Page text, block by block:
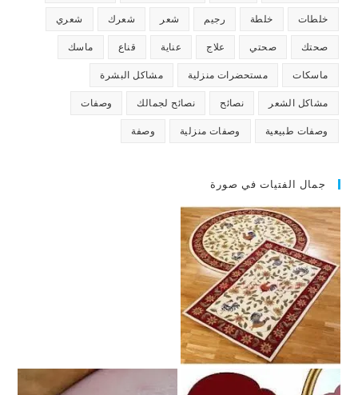
خلطات خلطة رجيم شعر شعرك شعري
صحتك صحتي علاج عناية قناع ماسك
ماسكات مستحضرات منزلية مشاكل البشرة
مشاكل الشعر نصائح نصائح لجمالك وصفات
وصفات طبيعية وصفات منزلية وصفة
جمال الفتيات في صورة